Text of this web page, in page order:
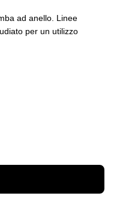
ad anello. Linee
per un utilizzo